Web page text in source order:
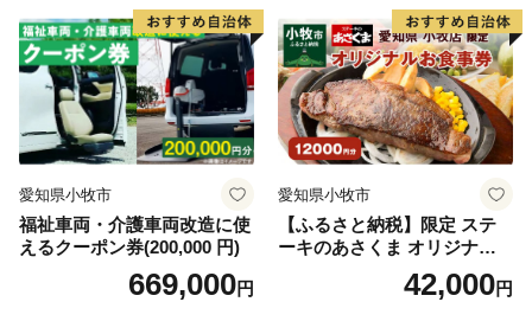
６．子どもたちが地域への愛着を育み、豊岡で世界
と出会っていること。
これらの状態を達成すれば、豊岡は世界で輝くことが
できるはずです。
私たちは、みんなの力を合せて目指す都市像に向かっ
ていきます。
豊岡市長
愛知県小牧市
福祉車両・介護車両改造に使
えるクーポン券(200,000 円)
669,000円
愛知県小牧市
【ふるさと納税】限定 ステ
ーキのあさくま オリジナル
お食事券 12000円 お好きなメ
ニュー 好きなだけ コーンス
42,000円